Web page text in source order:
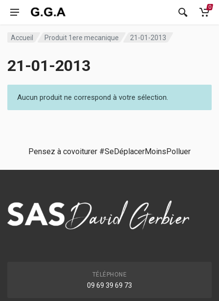
0
Accueil Produit 1ere mecanique 21-01-2013
21-01-2013
Aucun produit ne correspond à votre sélection.
Pensez à covoiturer #SeDéplacerMoinsPolluer
TÉLÉPHONE
09 69 39 69 73